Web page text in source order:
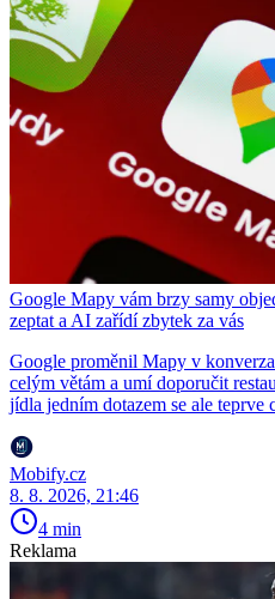
Google Mapy vám brzy samy
zeptat a AI zařídí zbytek za vás
Google proměnil Mapy v
celým větám a umí doporučit
jídla jedním dotazem se ale teprve
Mobify.cz
8. 8. 2026, 21:46
4 min
Reklama